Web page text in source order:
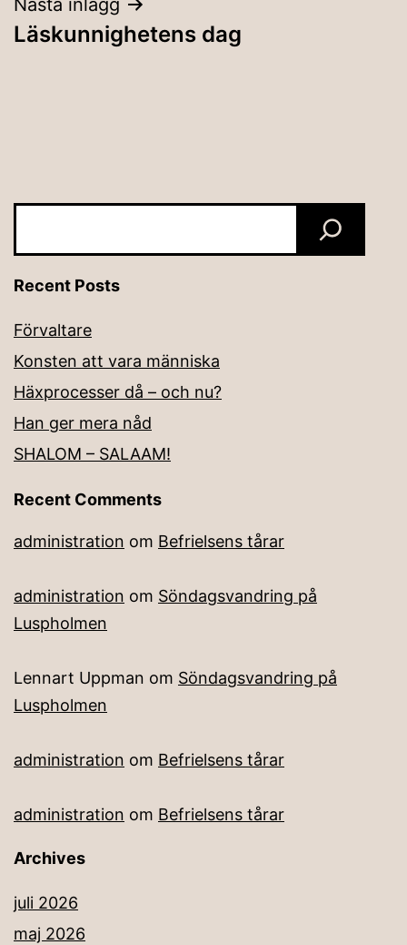
Läskunnighetens dag
Recent Posts
Förvaltare
Konsten att vara människa
Häxprocesser då – och nu?
Han ger mera nåd
SHALOM – SALAAM!
Recent Comments
administration om Befrielsens tårar
administration om Söndagsvandring på
Luspholmen
Lennart Uppman om Söndagsvandring på
Luspholmen
administration om Befrielsens tårar
administration om Befrielsens tårar
Archives
juli 2026
maj 2026